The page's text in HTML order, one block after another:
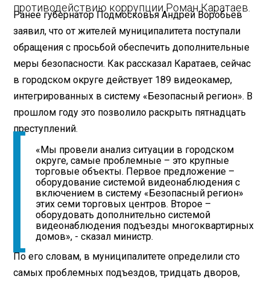
противодействию коррупции Роман Каратаев.
Ранее губернатор Подмосковья Андрей Воробьев
заявил, что от жителей муниципалитета поступали
обращения с просьбой обеспечить дополнительные
меры безопасности. Как рассказал Каратаев, сейчас
в городском округе действует 189 видеокамер,
интегрированных в систему «Безопасный регион». В
прошлом году это позволило раскрыть пятнадцать
преступлений.
«Мы провели анализ ситуации в городском
округе, самые проблемные – это крупные
торговые объекты. Первое предложение –
оборудование системой видеонаблюдения с
включением в систему «Безопасный регион»
этих семи торговых центров. Второе –
оборудовать дополнительно системой
видеонаблюдения подъезды многоквартирных
домов», - сказал министр.
По его словам, в муниципалитете определили сто
самых проблемных подъездов, тридцать дворов,